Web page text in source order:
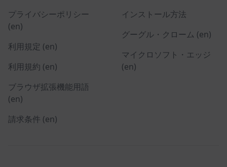
プライバシーポリシー
(en)
利用規定 (en)
利用規約 (en)
ブラウザ拡張機能用語
(en)
請求条件 (en)
インストール方法
グーグル・クローム (en)
マイクロソフト・エッジ
(en)